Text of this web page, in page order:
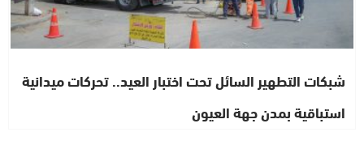
شبكات التطهير السائل تحت اختبار العيد.. تحركات ميدانية
استباقية بمدن جهة العيون